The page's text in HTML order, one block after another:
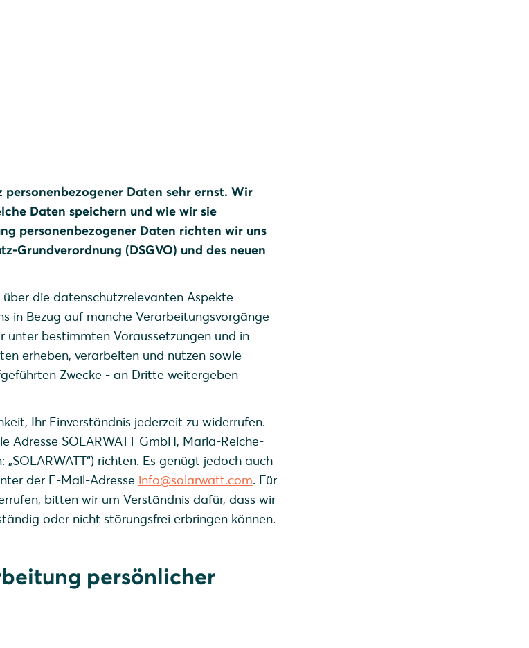
Daten sehr ernst. Wir
Daten speichern und wie wir sie
personenbezogener Daten richten wir uns
Grundverordnung (DSGVO) und des neuen
die datenschutzrelevanten Aspekte
in Bezug auf manche Verarbeitungsvorgänge
unter bestimmten Voraussetzungen und in
erheben, verarbeiten und nutzen sowie -
Zwecke - an Dritte weitergeben
Ihr Einverständnis jederzeit zu widerrufen.
Adresse SOLARWATT GmbH, Maria-Reiche-
richten. Es genügt jedoch auch
der E-Mail-Adresse info@solarwatt.com. Für
bitten wir um Verständnis dafür, dass wir
oder nicht störungsfrei erbringen können.
persönlicher